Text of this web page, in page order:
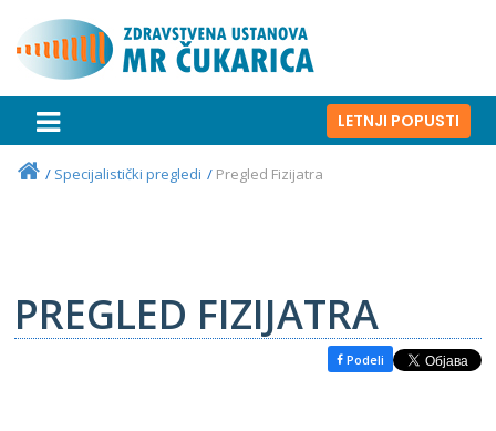
LETNJI POPUSTI
Specijalistički pregledi Pregled Fizijatra
PREGLED FIZIJATRA
Podeli